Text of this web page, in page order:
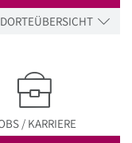
/ KARRIERE